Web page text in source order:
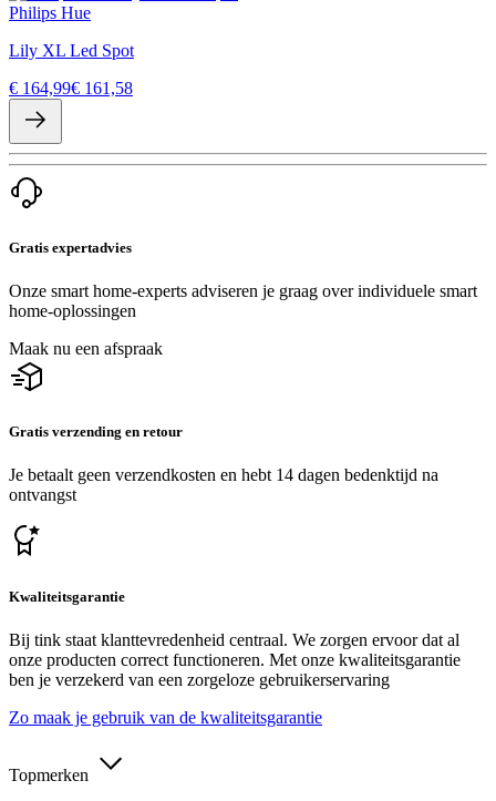
Philips Hue
Lily XL Led Spot
€ 164,99€ 161,58
Gratis expertadvies
Onze smart home-experts adviseren je graag over individuele smart
home-oplossingen
Maak nu een afspraak
Gratis verzending en retour
Je betaalt geen verzendkosten en hebt 14 dagen bedenktijd na
ontvangst
Kwaliteitsgarantie
Bij tink staat klanttevredenheid centraal. We zorgen ervoor dat al
onze producten correct functioneren. Met onze kwaliteitsgarantie
ben je verzekerd van een zorgeloze gebruikerservaring
Zo maak je gebruik van de kwaliteitsgarantie
Topmerken